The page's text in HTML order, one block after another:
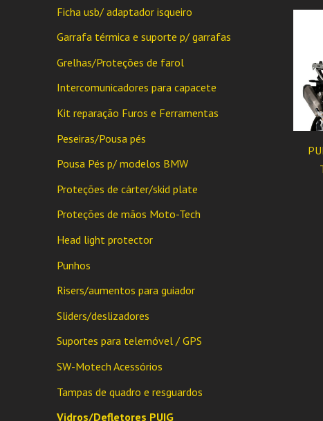
Ficha usb/ adaptador isqueiro
Garrafa térmica e suporte p/ garrafas
Grelhas/Proteções de farol
Intercomunicadores para capacete
Kit reparação Furos e Ferramentas
Peseiras/Pousa pés
Pousa Pés p/ modelos BMW
Proteções de cárter/skid plate
Proteções de mãos Moto-Tech
Head light protector
Punhos
Risers/aumentos para guiador
Sliders/deslizadores
Suportes para telemóvel / GPS
SW-Motech Acessórios
Tampas de quadro e resguardos
Vidros/Defletores PUIG